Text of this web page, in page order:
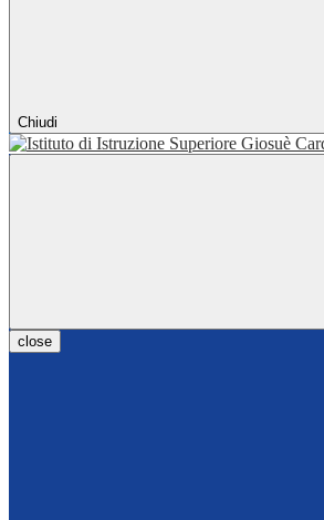
Chiudi
close